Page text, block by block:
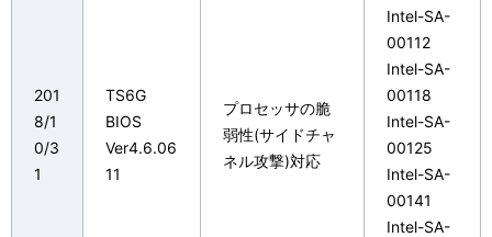
201
8/1
0/3
1
TS6G
BIOS
Ver4.6.06
11
プロセッサの脆
弱性(サイドチャ
ネル攻撃)対応
Intel-SA-
00112
Intel-SA-
00118
Intel-SA-
00125
Intel-SA-
00141
Intel-SA-